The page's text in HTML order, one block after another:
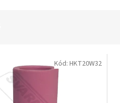
Kód: HKT20W32